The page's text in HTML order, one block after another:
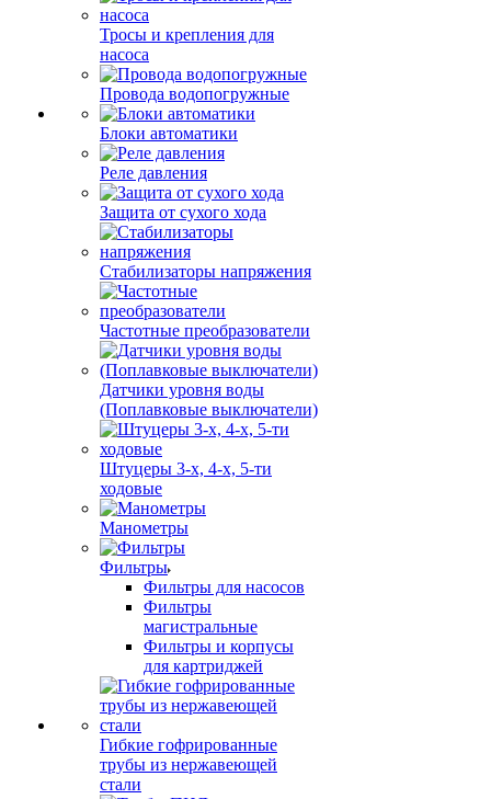
Тросы и крепления для
насоса
Провода водопогружные
Блоки автоматики
Реле давления
Защита от сухого хода
Стабилизаторы напряжения
Частотные преобразователи
Датчики уровня воды
(Поплавковые выключатели)
Штуцеры 3-х, 4-х, 5-ти
ходовые
Манометры
Фильтры
Фильтры для насосов
Фильтры
магистральные
Фильтры и корпусы
для картриджей
Гибкие гофрированные
трубы из нержавеющей
стали